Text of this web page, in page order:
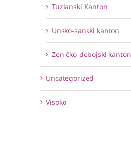
Tuzlanski Kanton
Unsko-sanski kanton
Zeničko-dobojski kanton
Uncategorized
Visoko